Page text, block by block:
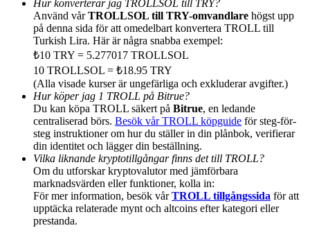
BTC Welcome Rewards
Deposit & Trade BTC to Share 25000 USDT prize pool!
Deposit CASHCAT & Win
Share 500000 CASHCAT prize pool
Exclusive for BitMart Users
Register & Trade to Win 500,000 USDT
Hur konverterar jag TROLLSOL till TRY?
Använd vårTROLLSOL till TRY-omvandlare högst upp
på denna sida för att omedelbart konvertera TROLL till
Turkish Lira. Här är några snabba exempel:
₺10 TRY = 5.277017 TROLLSOL
10 TROLLSOL = ₺18.95 TRY
(Alla visade kurser är ungefärliga och exkluderar avgifter.)
Hur köper jag 1 TROLL på Bitrue?
Du kan köpa TROLL säkert på Bitrue, en ledande
centraliserad börs. Besök vår TROLL köpguide för steg-för-
steg instruktioner om hur du ställer in din plånbok, verifierar
din identitet och lägger din beställning.
Vilka liknande kryptotillgångar finns det till TROLL?
Om du utforskar kryptovalutor med jämförbara
marknadsvärden eller funktioner, kolla in:
För mer information, besök vårTROLL tillgångssida för att
upptäcka relaterade mynt och altcoins efter kategori eller
prestanda.